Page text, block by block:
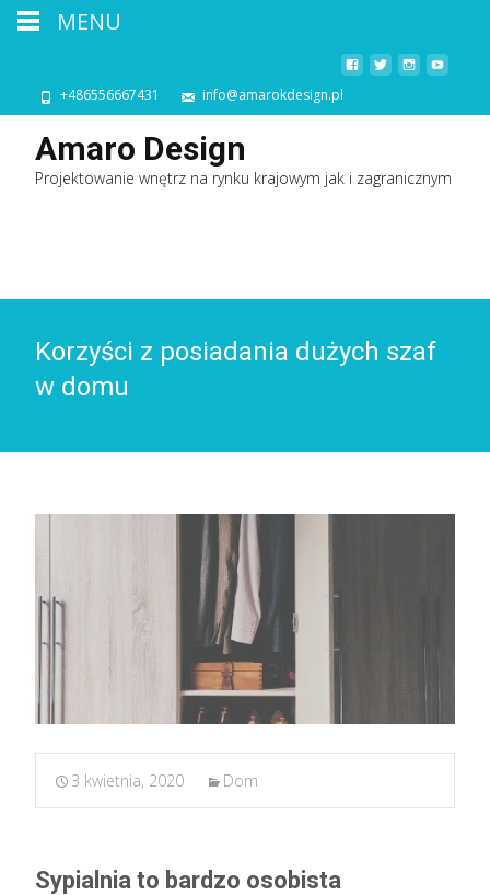
+486556667431 info@amarokdesign.pl
Amaro Design
Projektowanie wnętrz na rynku krajowym jak i zagranicznym
Korzyści z posiadania dużych szaf
w domu
3 kwietnia, 2020 Dom
Sypialnia to bardzo osobista
MENU